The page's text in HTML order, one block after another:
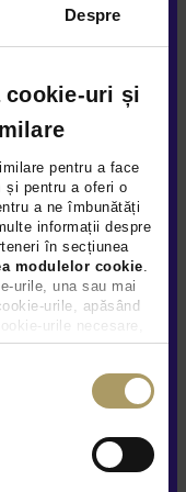
Despre
cookie-uri și
pentru a face
și pentru a oferi o
a ne îmbunătăți
informații despre
în secțiunea
modulelor cookie.
urile, una sau mai
urile, apăsând
urile necesare,
în vigoare.